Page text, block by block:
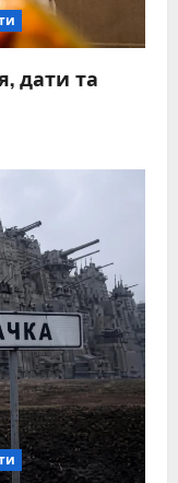
дати та